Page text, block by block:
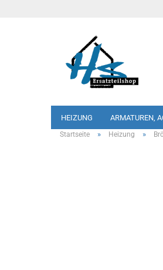
HEIZUNG ARMATUREN,
Startseite » Heizung »